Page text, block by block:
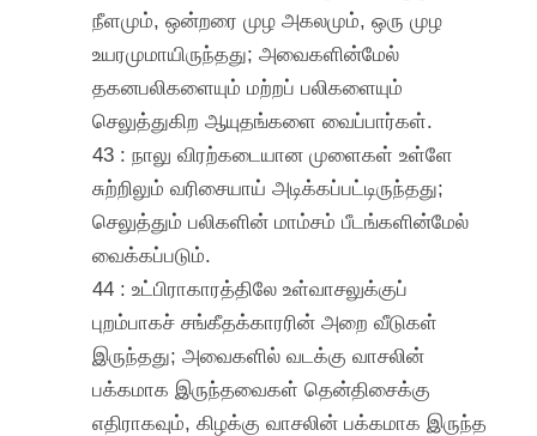
நீளமும், ஒன்றரை முழ அகலமும், ஒரு முழ
உயரமுமாயிருந்தது; அவைகளின்மேல்
தகனபலிகளையும் மற்றப் பலிகளையும்
செலுத்துகிற ஆயுதங்களை வைப்பார்கள்.
43 : நாலு விரற்கடையான முளைகள் உள்ளே
சுற்றிலும் வரிசையாய் அடிக்கப்பட்டிருந்தது;
செலுத்தும் பலிகளின் மாம்சம் பீடங்களின்மேல்
வைக்கப்படும்.
44 : உட்பிராகாரத்திலே உள்வாசலுக்குப்
புறம்பாகச் சங்கீதக்காரரின் அறை வீடுகள்
இருந்தது; அவைகளில் வடக்கு வாசலின்
பக்கமாக இருந்தவைகள் தென்திசைக்கு
எதிராகவும், கிழக்கு வாசலின் பக்கமாக இருந்த